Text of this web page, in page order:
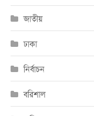
জাতীয়
ঢাকা
নির্বাচন
বরিশাল